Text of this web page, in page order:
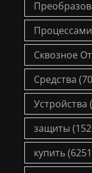
Процессами
Сквозное
Средства
Устройства
защиты
купить